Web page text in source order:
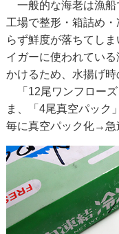
一般的な海老は漁
工場で整形・箱詰め
らず鮮度が落ちてし
イガーに使われてい
かけるため、水揚げ時
「12尾ワンフロー
ま、「4尾真空パック
毎に真空パック化→急